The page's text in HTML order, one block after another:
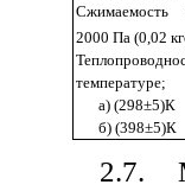
Сжимаемость
2000 Па (0,02
температуре;
а) (298±5)К
б) (398±5)К
2.7.